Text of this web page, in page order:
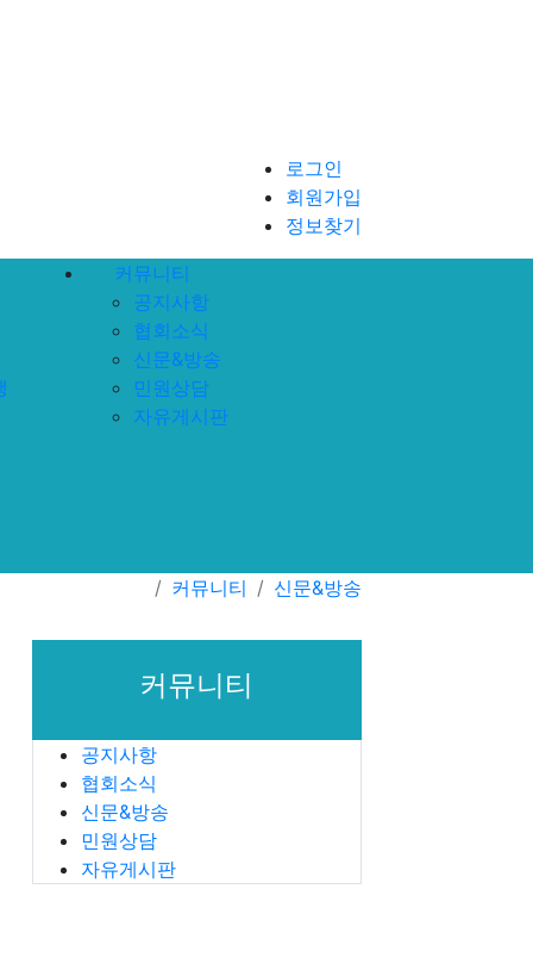
로그인
회원가입
정보찾기
커뮤니티
공지사항
협회소식
신문&방송
민원상담
자유게시판
커뮤니티 신문&방송
커뮤니티
공지사항
협회소식
신문&방송
민원상담
자유게시판